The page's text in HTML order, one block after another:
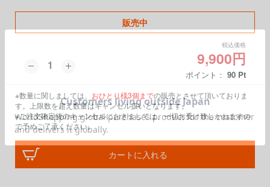
販売中
税込価格
9,900円
ポイント： 90 Pt
※数量に関しましては、 おひとり様3個までの販売とさせて頂いておりま
す。上限数を超え数量はキャンセル扱いとなります。
※ご注文確定後のキャンセルにおきましては、一切お受け致しかねますの
で予めご了承ください。
カートに入れる